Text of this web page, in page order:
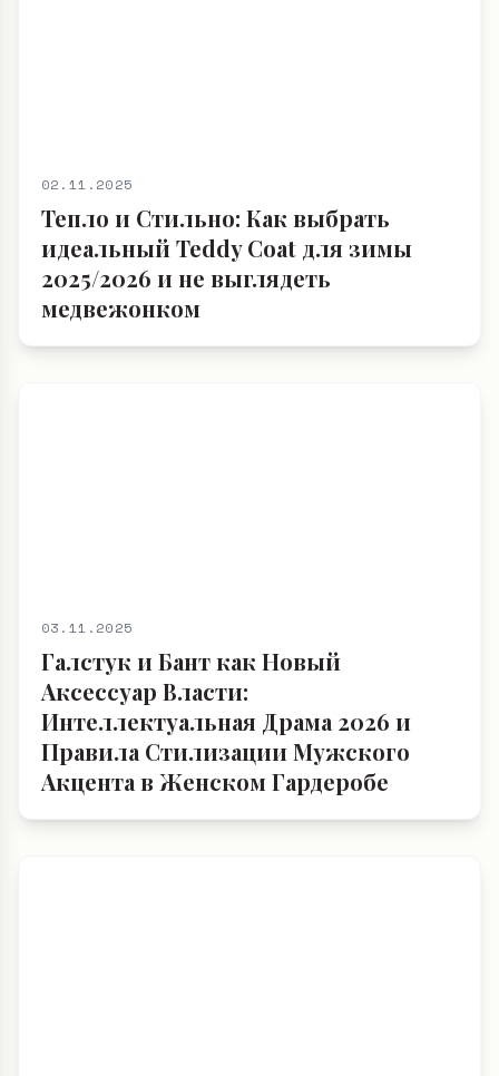
02.11.2025
Тепло и Стильно: Как выбрать
идеальный Teddy Coat для зимы
2025/2026 и не выглядеть
медвежонком
03.11.2025
Галстук и Бант как Новый
Аксессуар Власти:
Интеллектуальная Драма 2026 и
Правила Стилизации Мужского
Акцента в Женском Гардеробе